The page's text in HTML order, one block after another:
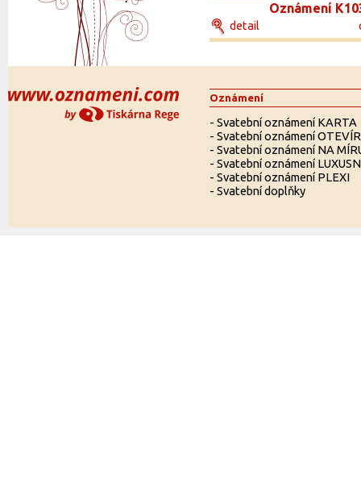
Oznámení
detail
Oznámení
- Svatební oznámení KARTA
- Svatební oznámení
- Svatební oznámení NA
- Svatební oznámení
- Svatební oznámení PLEXI
- Svatební doplňky